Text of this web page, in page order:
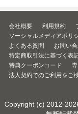
会社概要 利用規約
ソーシャルメディアポリ
よくある質問
お問い
特定商取引法に基づく表
特典クーポンコード
法人契約でのご利用をご
Copyright (c) 2012-